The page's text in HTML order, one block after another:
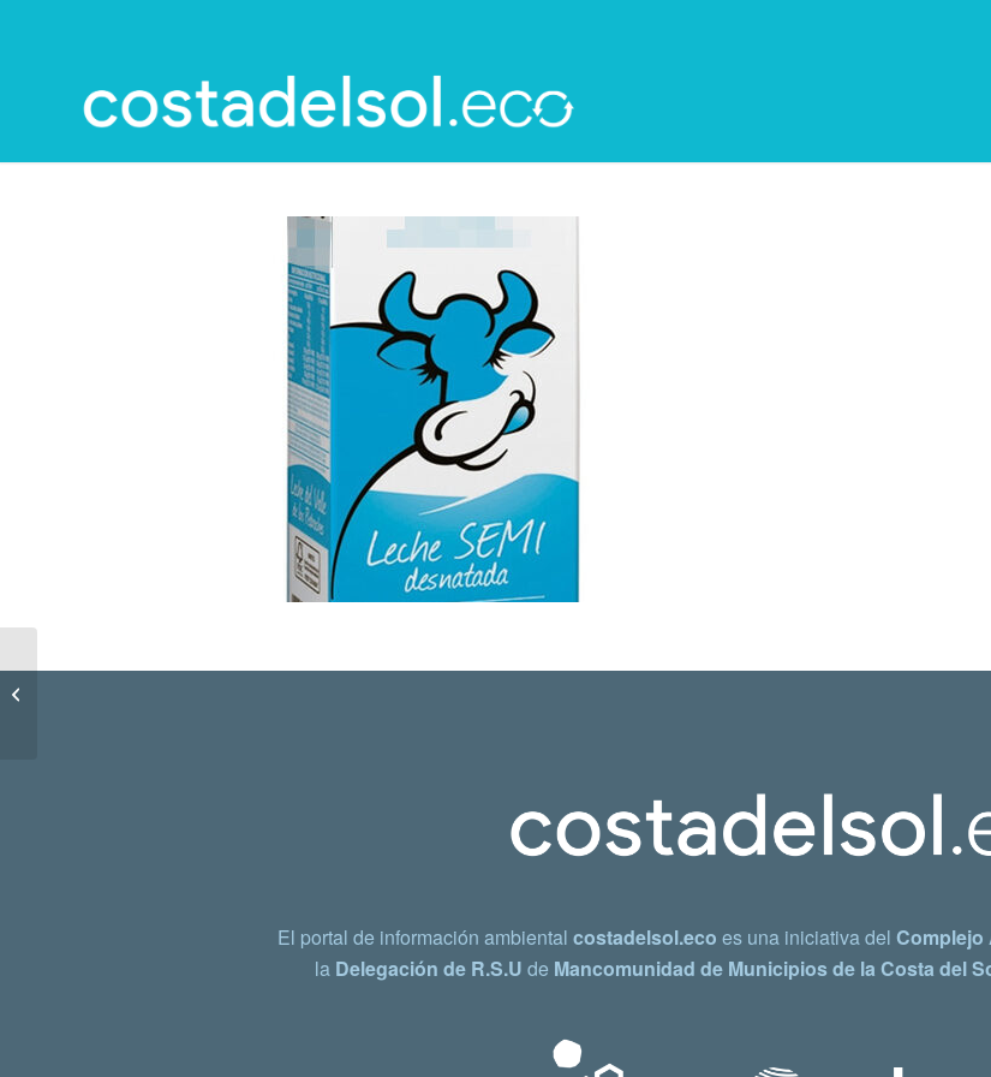
El portal de información ambiental costadelsol.eco es una iniciativa del Complejo
la Delegación de R.S.U de Mancomunidad de Municipios de la Costa del